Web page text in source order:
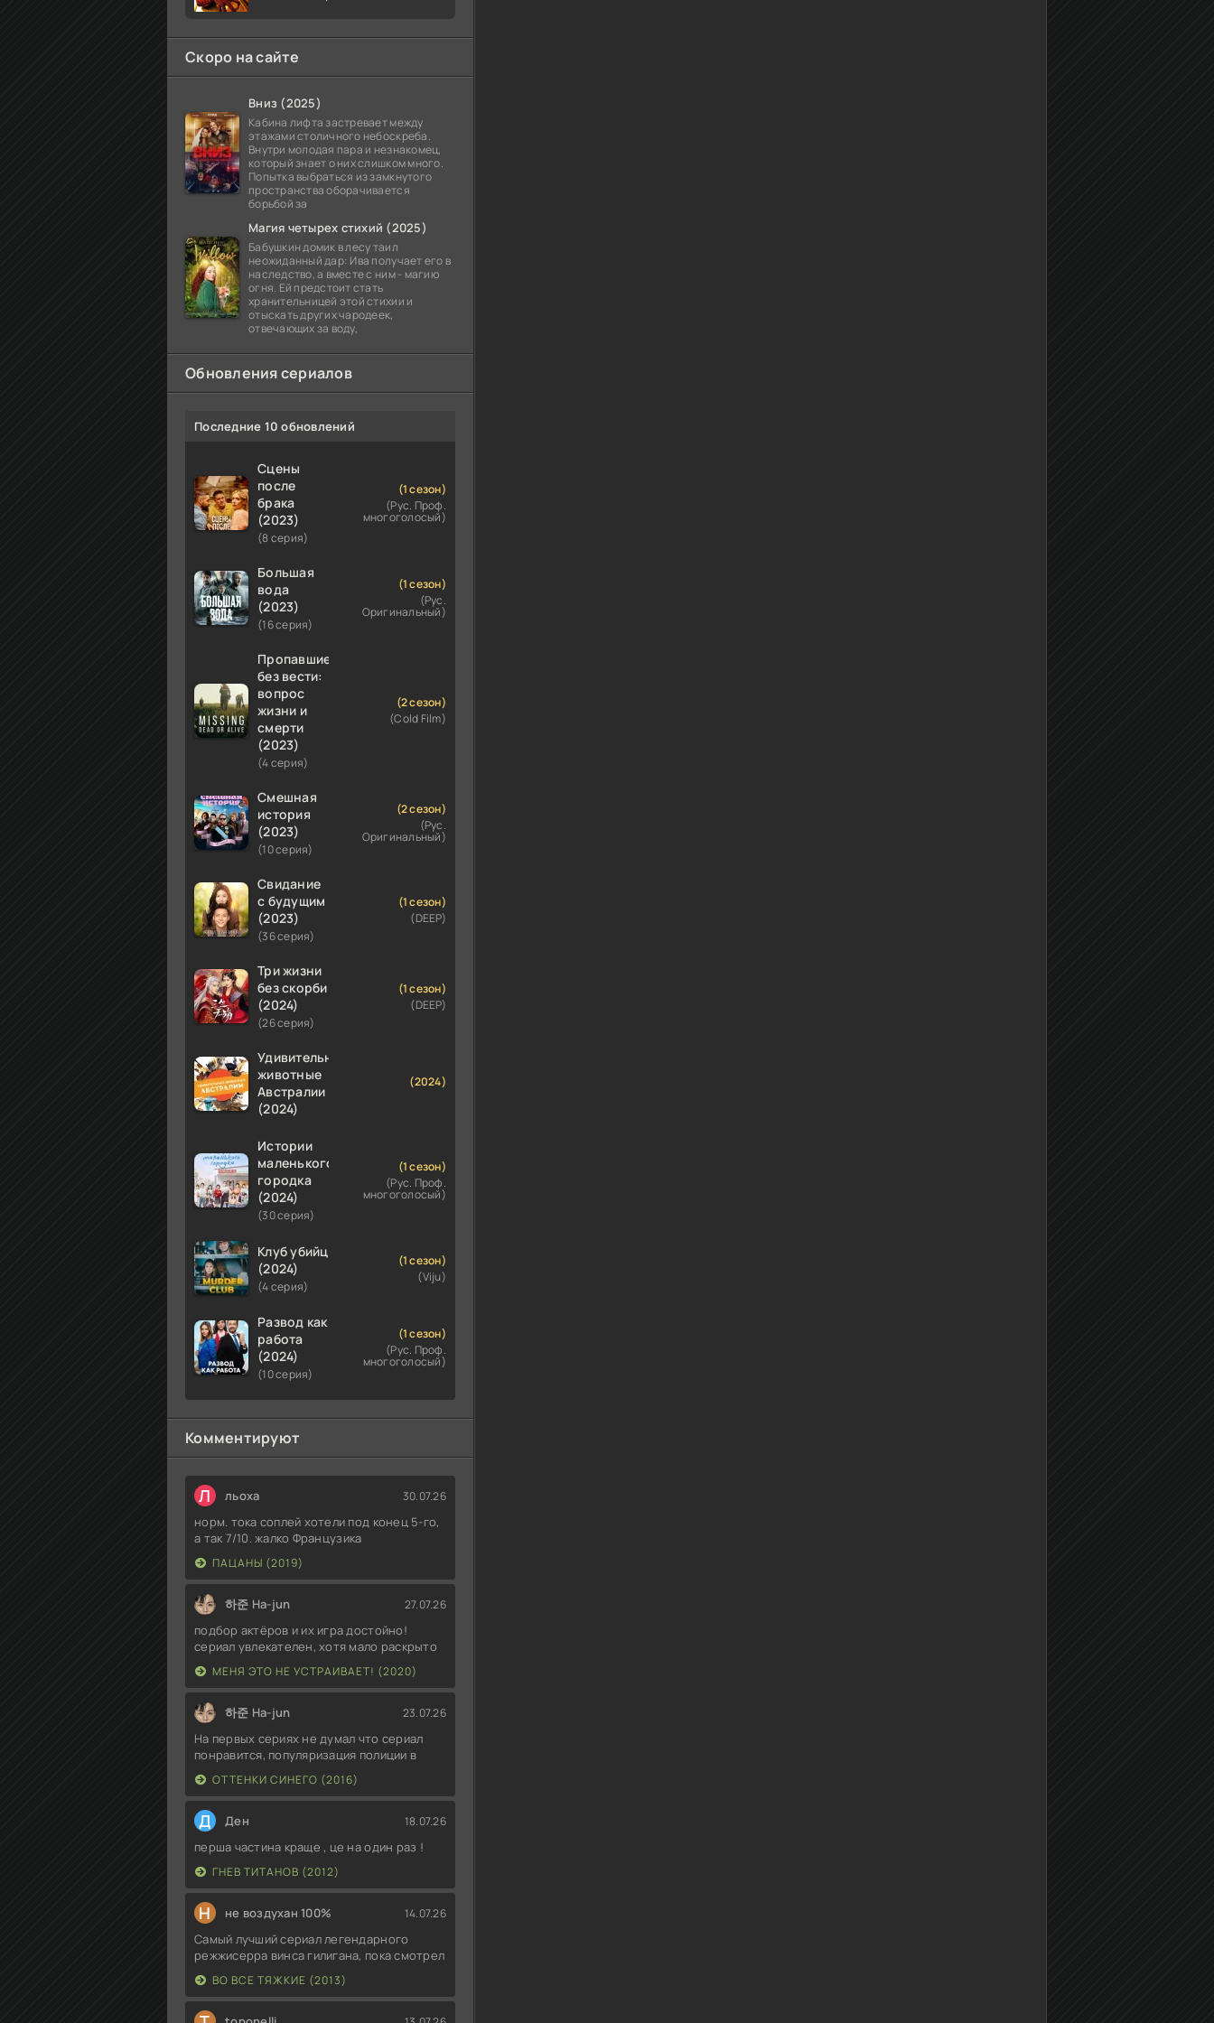
Скоро на сайте
Вниз (2025)
Кабина лифта застревает между
этажами столичного небоскреба.
Внутри молодая пара и незнакомец,
который знает о них слишком много.
Попытка выбраться из замкнутого
пространства оборачивается
борьбой за
Магия четырех стихий (2025)
Бабушкин домик в лесу таил
неожиданный дар: Ива получает его в
наследство, а вместе с ним - магию
огня. Ей предстоит стать
хранительницей этой стихии и
отыскать других чародеек,
отвечающих за воду,
Обновления сериалов
Последние 10 обновлений
Сцены
после
брака
(2023)
(8 серия)
(1 сезон)
(Рус. Проф.
многоголосый)
Большая
вода
(2023)
(16 серия)
(1 сезон)
(Рус.
Оригинальный)
Пропавшие
без вести:
вопрос
жизни и
смерти
(2023)
(4 серия)
(2 сезон)
(Cold Film)
Смешная
история
(2023)
(10 серия)
(2 сезон)
(Рус.
Оригинальный)
Свидание
с будущим
(2023)
(36 серия)
(1 сезон)
(DEEP)
Три жизни
без скорби
(2024)
(26 серия)
(1 сезон)
(DEEP)
Удивительные
животные
Австралии
(2024)
(2024)
Истории
маленького
городка
(2024)
(30 серия)
(1 сезон)
(Рус. Проф.
многоголосый)
Клуб убийц
(2024)
(4 серия)
(1 сезон)
(Viju)
Развод как
работа
(2024)
(10 серия)
(1 сезон)
(Рус. Проф.
многоголосый)
Комментируют
Л льоха 30.07.26
норм. тока соплей хотели под конец 5-го,
а так 7/10. жалко Французика
ПАЦАНЫ (2019)
하준 Ha-jun 27.07.26
подбор актёров и их игра достойно!
сериал увлекателен, хотя мало раскрыто
МЕНЯ ЭТО НЕ УСТРАИВАЕТ! (2020)
하준 Ha-jun 23.07.26
На первых сериях не думал что сериал
понравится, популяризация полиции в
ОТТЕНКИ СИНЕГО (2016)
Д Ден 18.07.26
перша частина краще , це на один раз !
ГНЕВ ТИТАНОВ (2012)
Н не воздухан 100% 14.07.26
Самый лучший сериал легендарного
режжисерра винса гилигана, пока смотрел
ВО ВСЕ ТЯЖКИЕ (2013)